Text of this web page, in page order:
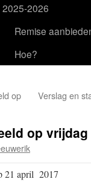
2025-2026
Remise
Hoe?
op
Verslag en
op
21 april 2017